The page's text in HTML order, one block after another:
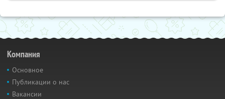
Компания
Основное
Публикации о нас
Вакансии